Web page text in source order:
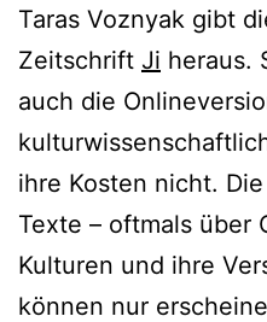
Taras Voznyak gibt
Zeitschrift Ji heraus.
auch die
ihre Kosten nicht.
Texte – oftmals über
Kulturen und ihre
können nur